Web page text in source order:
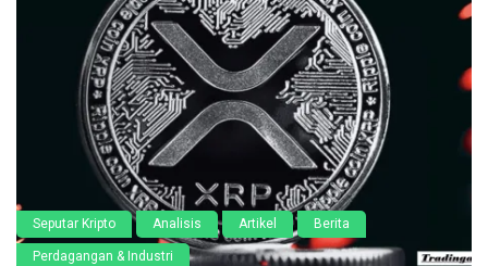
Seputar Kripto Analisis Artikel Berita
Perdagangan & Industri